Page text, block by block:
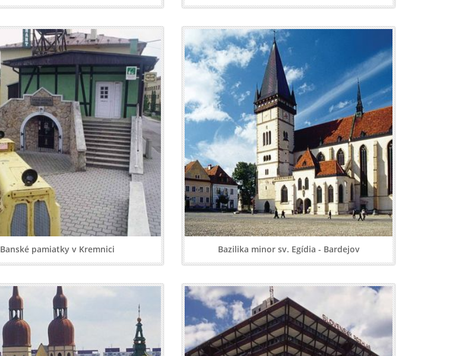
Banské pamiatky v Kremnici Bazilika minor sv. Egídia - Bardejov